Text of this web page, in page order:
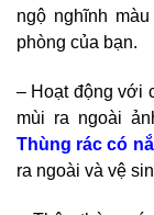
ngộ nghĩnh
phòng của bạn.
– Hoạt động với
mùi ra ngoài
Thùng rác có
ra ngoài và vệ